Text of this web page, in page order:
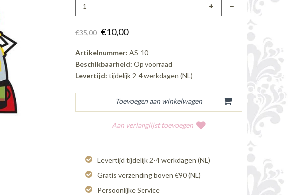
€35,00 €10,00
Artikelnummer: AS-10
Beschikbaarheid: Op voorraad
Levertijd: tijdelijk 2-4 werkdagen (NL)
Aan verlanglijst toevoegen
Levertijd tijdelijk 2-4 werkdagen (NL)
Gratis verzending boven €90 (NL)
Persoonlijke Service